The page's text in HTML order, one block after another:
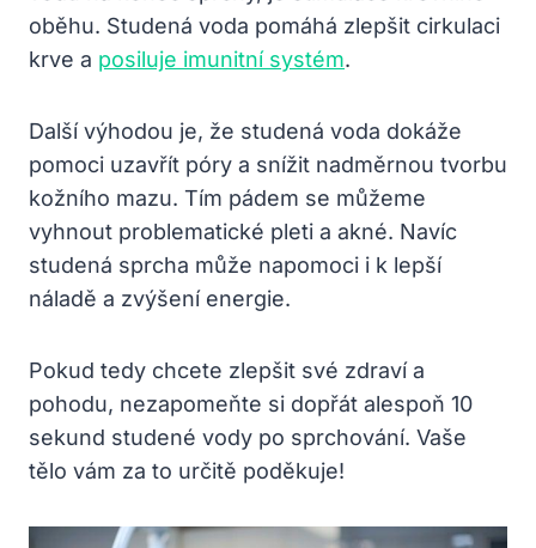
oběhu. Studená voda pomáhá zlepšit cirkulaci
krve a posiluje imunitní systém.
Další výhodou je, že studená voda dokáže
pomoci uzavřít póry a snížit nadměrnou tvorbu
kožního mazu. Tím pádem se můžeme
vyhnout problematické pleti a akné. Navíc
studená sprcha může napomoci i k lepší
náladě a zvýšení energie.
Pokud tedy chcete zlepšit své zdraví a
pohodu, nezapomeňte si dopřát alespoň 10
sekund studené vody po sprchování. Vaše
tělo vám za to určitě poděkuje!